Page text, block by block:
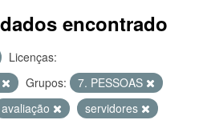
encontrado
Licenças:
Grupos:
7. PESSOAS
avaliação
servidores